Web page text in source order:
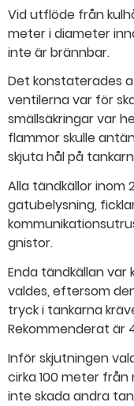
Vid utflöde från
meter i diameter
inte är brännbar.
Det konstaterades
ventilerna var för
smällsäkringar var
flammor skulle
skjuta hål på
Alla tändkällor inom
gatubelysning,
gnistor.
Enda tändkällan var
valdes, eftersom
tryck i tankarna
Rekommenderat är
Inför skjutningen
cirka 100 meter
inte skada andra